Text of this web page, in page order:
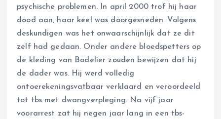
psychische problemen. In april 2000 trof hij haar
dood aan, haar keel was doorgesneden. Volgens
deskundigen was het onwaarschijnlijk dat ze dit
zelf had gedaan. Onder andere bloedspetters op
de kleding van Bodelier zouden bewijzen dat hij
de dader was. Hij werd volledig
ontoerekeningsvatbaar verklaard en veroordeeld
tot tbs met dwangverpleging. Na vijf jaar
voorarrest zat hij negen jaar lang in een tbs-